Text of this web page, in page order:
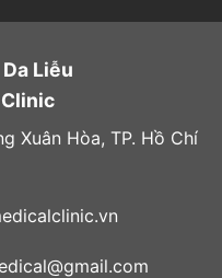
Liễu
Xuân Hòa, TP. Hồ Chí